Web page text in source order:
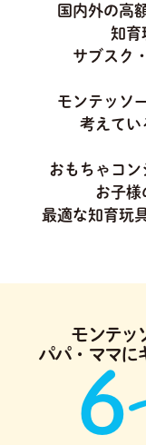
国内外の高
知育
サブスク
モンテッソ
考えてい
おもちゃコ
お子様
最適な知育玩
モンテッ
パパ・ママに
6